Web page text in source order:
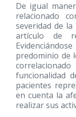
De igual
relacionado
severidad de
artículo de
predominio de
funcionalidad
pacientes
en cuenta la
realizar sus